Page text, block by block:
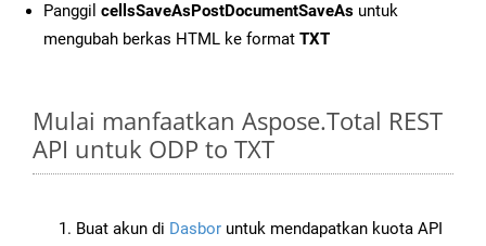
Panggil cellsSaveAsPostDocumentSaveAs untuk
mengubah berkas HTML ke format TXT
Mulai manfaatkan Aspose.Total REST
API untuk ODP to TXT
Buat akun di Dasbor untuk mendapatkan kuota API